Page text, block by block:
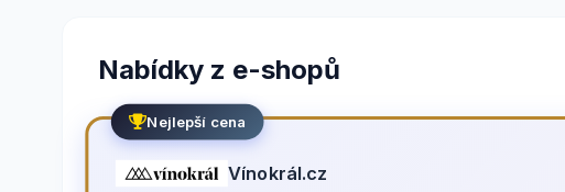
Nabídky z e-shopů
Nejlepší cena
Vínokrál.cz